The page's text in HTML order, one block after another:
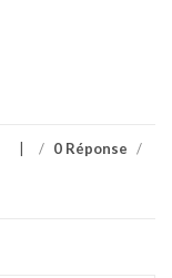
/ 0 Réponse /